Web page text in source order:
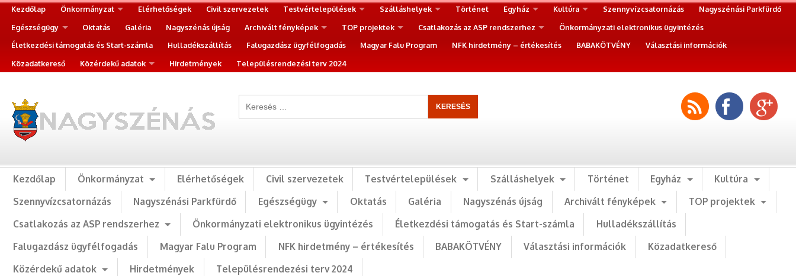
Kezdőlap Önkormányzat Elérhetőségek Civil szervezetek Testvértelepülések Szálláshelyek Történet Egyház Kultúra Szennyvízcsatornázás
Nagyszénási Parkfürdő
Egészségügy
Oktatás Galéria Nagyszénás újság Archivált fényképek TOP projektek Csatlakozás az ASP rendszerhez
Önkormányzati elektronikus ügyintézés
Életkezdési támogatás és Start-számla
Hulladékszállítás Falugazdász ügyfélfogadás Magyar Falu Program NFK hirdetmény – értékesítés BABAKÖTVÉNY
Választási információk
Közadatkereső
Közérdekű adatok Hirdetmények Településrendezési terv 2024
Kezdőlap Önkormányzat Elérhetőségek Civil szervezetek Testvértelepülések Szálláshelyek Történet Egyház
Kultúra
Szennyvízcsatornázás
Nagyszénási Parkfürdő Egészségügy Oktatás Galéria Nagyszénás újság Archivált fényképek
TOP projektek
Csatlakozás az ASP rendszerhez
Önkormányzati elektronikus ügyintézés Életkezdési támogatás és Start-számla
Hulladékszállítás
Falugazdász ügyfélfogadás
Magyar Falu Program NFK hirdetmény – értékesítés BABAKÖTVÉNY Választási információk
Közadatkereső
Közérdekű adatok
Hirdetmények Településrendezési terv 2024